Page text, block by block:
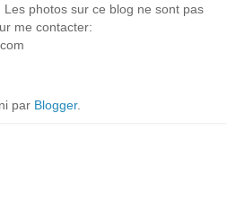
photos sur ce blog ne sont pas
me contacter:
par Blogger.